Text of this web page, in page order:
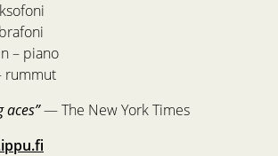
– piano
rummut
aces”— The New York Times